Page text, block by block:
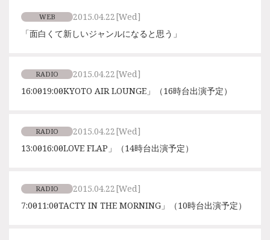
WEB 2015.04.22[Wed]
「面白くて新しいジャンルになると思う」
RADIO 2015.04.22[Wed]
16:00〜19:00「KYOTO AIR LOUNGE」（16時台出演予定）
RADIO 2015.04.22[Wed]
13:00〜16:00「LOVE FLAP」（14時台出演予定）
RADIO 2015.04.22[Wed]
7:00〜11:00「TACTY IN THE MORNING」（10時台出演予定）